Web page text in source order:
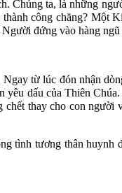
Chúng ta, là những
công chăng? Một
đứng vào hàng ngũ
từ lúc đón nhận
dấu của Thiên
thay cho con người
tình tương thân huynh